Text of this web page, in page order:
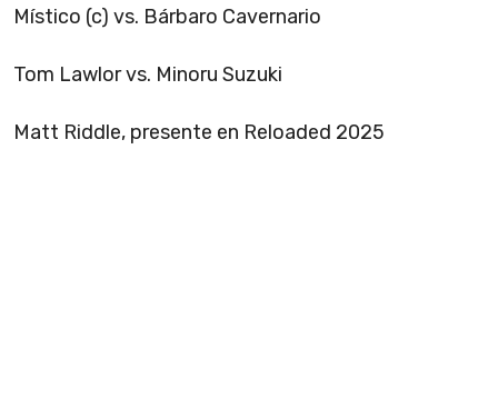
Místico (c) vs. Bárbaro Cavernario
Tom Lawlor vs. Minoru Suzuki
Matt Riddle, presente en Reloaded 2025